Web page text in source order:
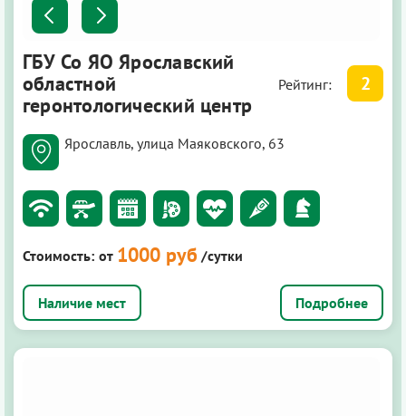
ГБУ Со ЯО Ярославский
областной
геронтологический центр
Рейтинг: 2
Ярославль, улица Маяковского, 63
Стоимость: от 1000 руб /сутки
Подробнее